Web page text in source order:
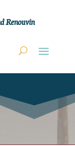
Renouvin